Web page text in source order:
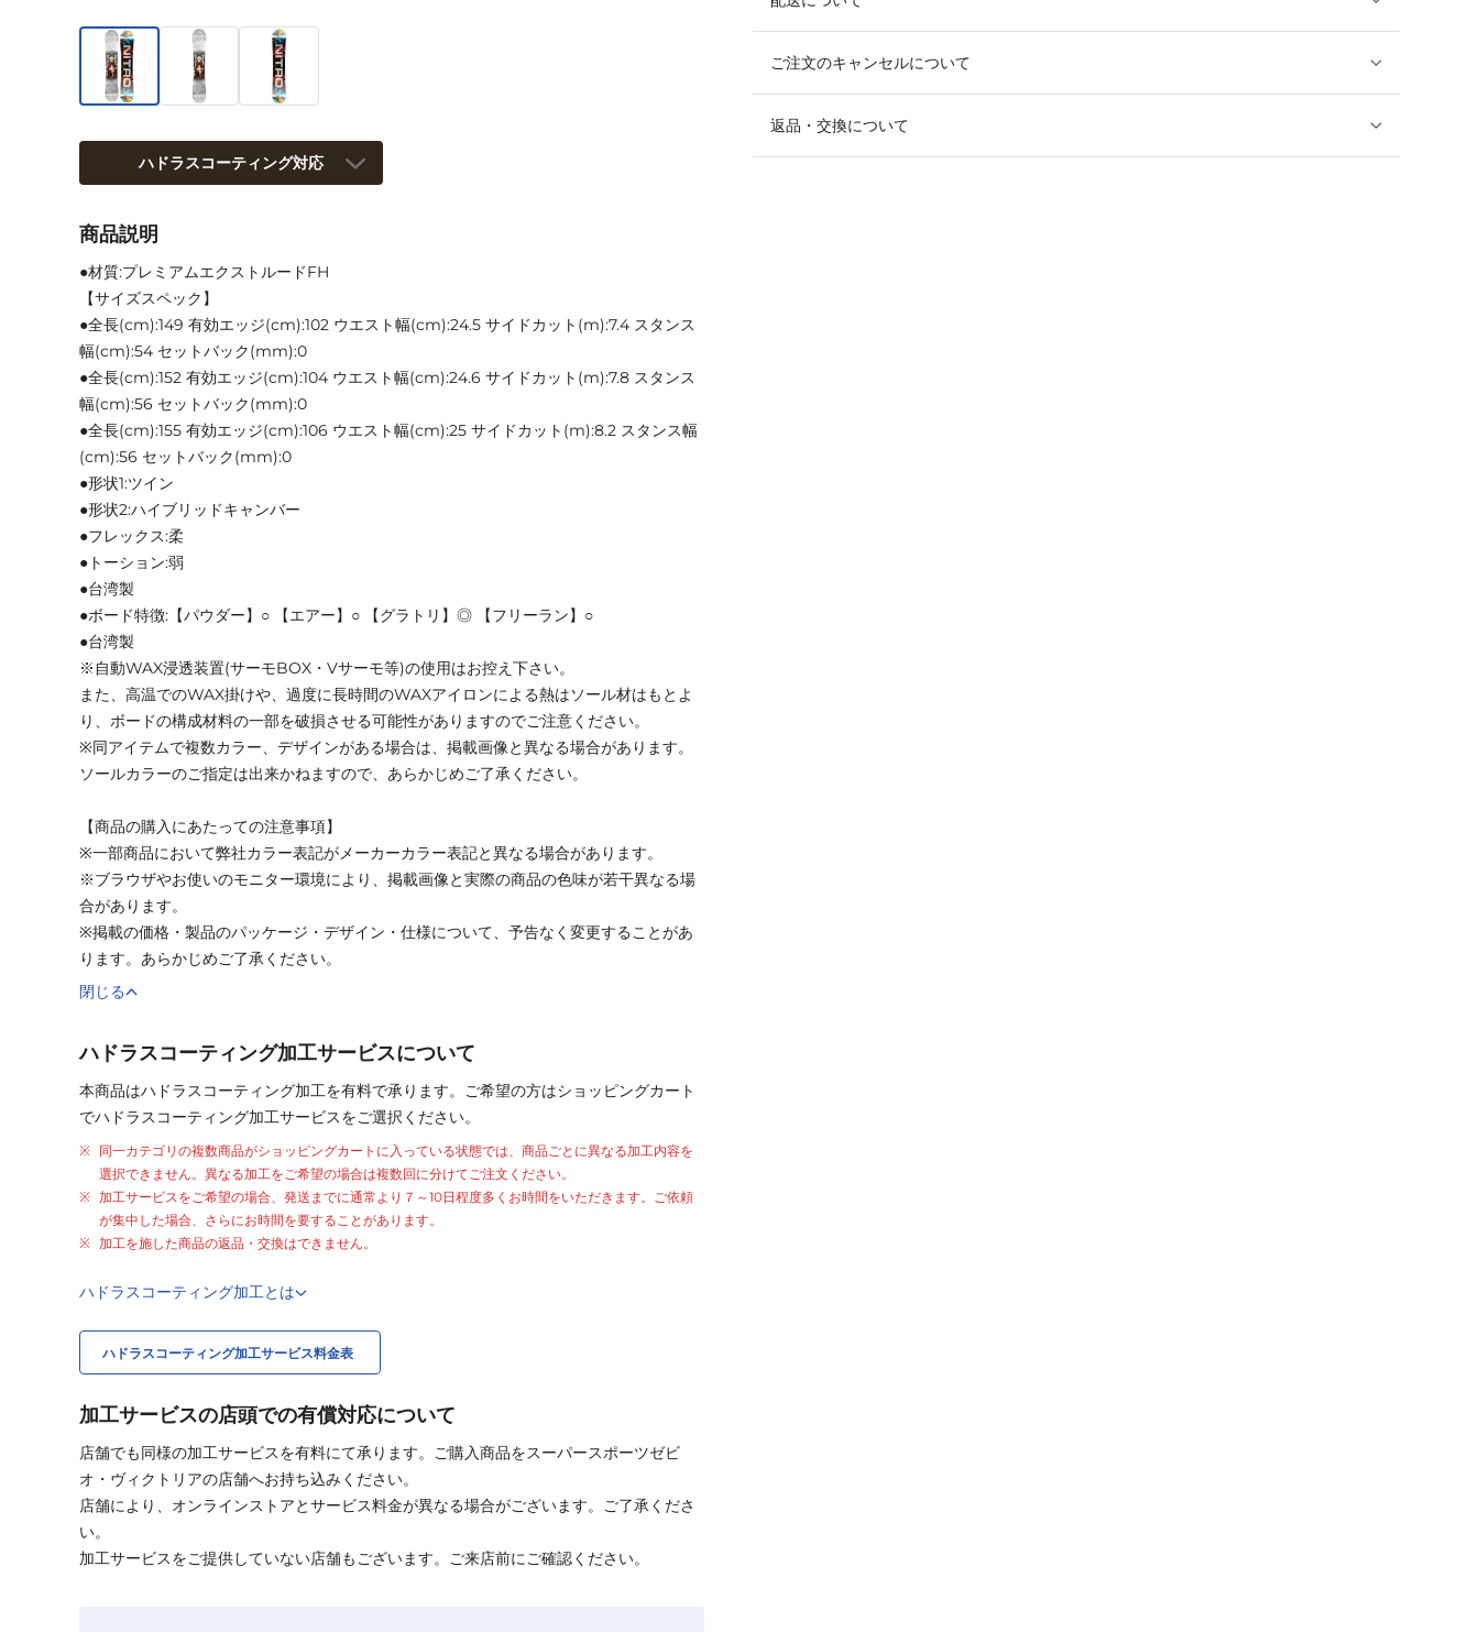
ご注文のキャンセルについて
返品・交換について
ハドラスコーティング対応
商品説明
●材質:プレミアムエクストルードFH
【サイズスペック】
●全長(cm):149 有効エッジ(cm):102 ウエスト幅(cm):24.5 サイドカット(m):7.4 スタンス
幅(cm):54 セットバック(mm):0
●全長(cm):152 有効エッジ(cm):104 ウエスト幅(cm):24.6 サイドカット(m):7.8 スタンス
幅(cm):56 セットバック(mm):0
●全長(cm):155 有効エッジ(cm):106 ウエスト幅(cm):25 サイドカット(m):8.2 スタンス幅
(cm):56 セットバック(mm):0
●形状1:ツイン
●形状2:ハイブリッドキャンバー
●フレックス:柔
●トーション:弱
●台湾製
●ボード特徴:【パウダー】○ 【エアー】○ 【グラトリ】◎ 【フリーラン】○
●台湾製
※自動WAX浸透装置(サーモBOX・Vサーモ等)の使用はお控え下さい。
また、高温でのWAX掛けや、過度に長時間のWAXアイロンによる熱はソール材はもとよ
り、ボードの構成材料の一部を破損させる可能性がありますのでご注意ください。
※同アイテムで複数カラー、デザインがある場合は、掲載画像と異なる場合があります。
ソールカラーのご指定は出来かねますので、あらかじめご了承ください。
【商品の購入にあたっての注意事項】
※一部商品において弊社カラー表記がメーカーカラー表記と異なる場合があります。
※ブラウザやお使いのモニター環境により、掲載画像と実際の商品の色味が若干異なる場
合があります。
※掲載の価格・製品のパッケージ・デザイン・仕様について、予告なく変更することがあ
ります。あらかじめご了承ください。
閉じる
ハドラスコーティング加工サービスについて
本商品はハドラスコーティング加工を有料で承ります。ご希望の方はショッピングカート
でハドラスコーティング加工サービスをご選択ください。
同一カテゴリの複数商品がショッピングカートに入っている状態では、商品ごとに異なる加工内容を
選択できません。異なる加工をご希望の場合は複数回に分けてご注文ください。
加工サービスをご希望の場合、発送までに通常より ７～10日程度多くお時間をいただきます。ご依頼
が集中した場合、さらにお時間を要することがあります。
加工を施した商品の返品・交換はできません。
ハドラスコーティング加工とは
ハドラスコーティング加工サービス料金表
加工サービスの店頭での有償対応について
店舗でも同様の加工サービスを有料にて承ります。ご購入商品をスーパースポーツゼビ
オ・ヴィクトリアの店舗へお持ち込みください。
店舗により、オンラインストアとサービス料金が異なる場合がございます。ご了承くださ
い。
加工サービスをご提供していない店舗もございます。ご来店前にご確認ください。